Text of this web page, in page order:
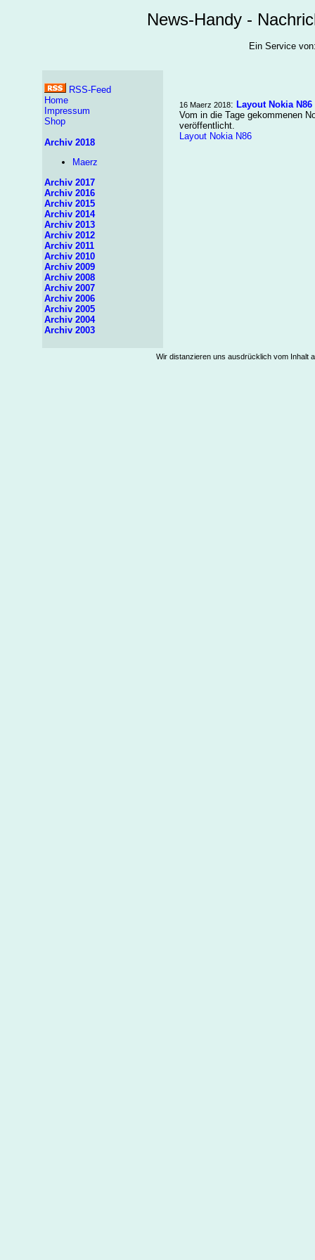
News-Handy -
Ein Service
RSS-Feed
Home
Impressum
Shop
Archiv 2018
Maerz
Archiv 2017
Archiv 2016
Archiv 2015
Archiv 2014
Archiv 2013
Archiv 2012
Archiv 2011
Archiv 2010
Archiv 2009
Archiv 2008
Archiv 2007
Archiv 2006
Archiv 2005
Archiv 2004
Archiv 2003
16 Maerz 2018: Layout Nokia N86
Vom in die Tage gekommenen
veröffentlicht.
Layout Nokia N86
Wir distanzieren uns ausdrücklich vom Inhalt